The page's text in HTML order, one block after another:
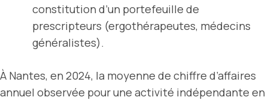
constitution d’un portefeuille de
prescripteurs (ergothérapeutes, médecins
généralistes).
À Nantes, en 2024, la moyenne de chiffre d’affaires
annuel observée pour une activité indépendante en